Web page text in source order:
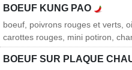
BOEUF KUNG PAO
boeuf, poivrons rouges et verts,
carottes rouges, mini potiron,
BOEUF SUR PLAQUE